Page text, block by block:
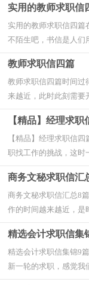
实用的教师求职信
实用的教师求职信四篇
不陌生吧，书信是人们
教师求职信四篇
教师求职信四篇时间过
来越近，此时此刻需要
【精品】经理求职
【精品】经理求职信
职找工作的挑战，这时
商务文秘求职信汇
商务文秘求职信汇总8
作的时间越来越近，是
精选会计求职信集
精选会计求职信集锦9
新一轮的求职，感觉我